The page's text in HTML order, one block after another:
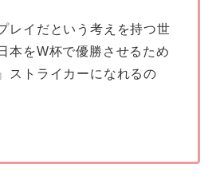
レイだという考えを持つ世
本をW杯で優勝させるため
ストライカーになれるの